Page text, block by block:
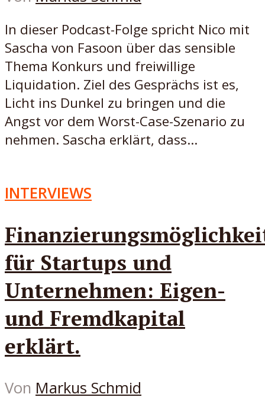
In dieser Podcast-Folge spricht Nico mit
Sascha von Fasoon über das sensible
Thema Konkurs und freiwillige
Liquidation. Ziel des Gesprächs ist es,
Licht ins Dunkel zu bringen und die
Angst vor dem Worst-Case-Szenario zu
nehmen. Sascha erklärt, dass...
INTERVIEWS
für Startups und
Unternehmen: Eigen-
und Fremdkapital
erklärt.
Von Markus Schmid